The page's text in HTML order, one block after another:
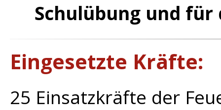
Schulübung und für
Eingesetzte Kräfte:
25 Einsatzkräfte der